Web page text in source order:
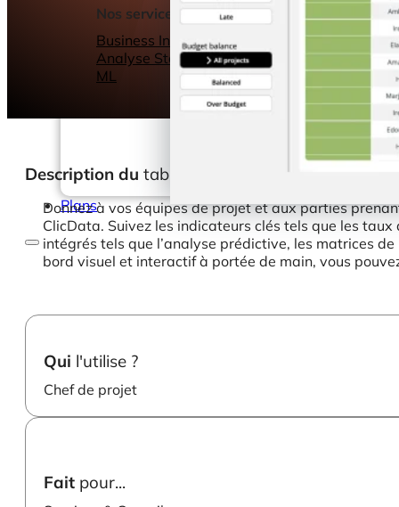
Nos services
Business Intelligence
Analyse Statistique &
ML
Plans
Description du tableau de bord
Donnez à vos équipes de projet et aux parties
ClicData. Suivez les indicateurs clés tels que les
intégrés tels que l’analyse prédictive, les matrices
bord visuel et interactif à portée de main, vous
Qui l'utilise ?
Chef de projet
Fait pour...